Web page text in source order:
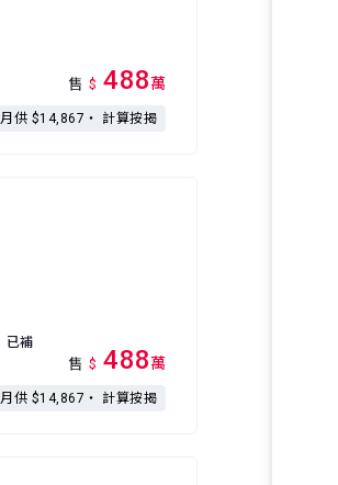
售 $ 488萬
月供 $14,867・ 計算按揭
已補
售 $ 488萬
月供 $14,867・ 計算按揭